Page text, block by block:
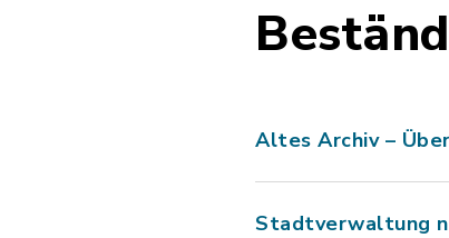
Altes Archiv –
Stadtverwaltung